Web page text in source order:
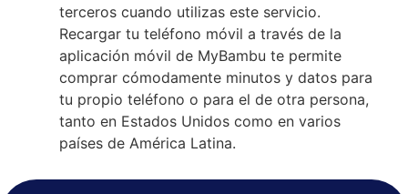
terceros cuando utilizas este servicio.
Recargar tu teléfono móvil a través de la
aplicación móvil de MyBambu te permite
comprar cómodamente minutos y datos para
tu propio teléfono o para el de otra persona,
tanto en Estados Unidos como en varios
países de América Latina.